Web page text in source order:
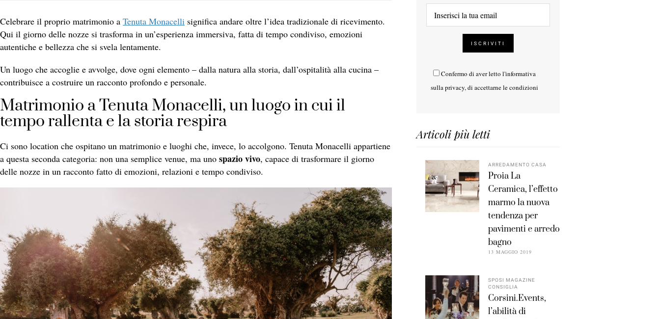
Celebrare il proprio matrimonio a Tenuta Monacelli significa andare oltre l’idea tradizionale di ricevimento.
Qui il giorno delle nozze si trasforma in un’esperienza immersiva, fatta di tempo condiviso, emozioni
autentiche e bellezza che si svela lentamente.
Un luogo che accoglie e avvolge, dove ogni elemento – dalla natura alla storia, dall’ospitalità alla cucina –
contribuisce a costruire un racconto profondo e personale.
Matrimonio a Tenuta Monacelli, un luogo in cui il
tempo rallenta e la storia respira
Ci sono location che ospitano un matrimonio e luoghi che, invece, lo accolgono. Tenuta Monacelli appartiene
a questa seconda categoria: non una semplice venue, ma uno spazio vivo, capace di trasformare il giorno
delle nozze in un racconto fatto di emozioni, relazioni e tempo condiviso.
Confermo di aver letto l'informativa
sulla privacy, di accettarne le condizioni
Articoli più letti
ARREDAMENTO CASA
Proia La
Ceramica, l’effetto
marmo la nuova
tendenza per
pavimenti e arredo
bagno
13 MAGGIO 2019
SPOSI MAGAZINE
CONSIGLIA
Corsini.Events,
l’abilità di